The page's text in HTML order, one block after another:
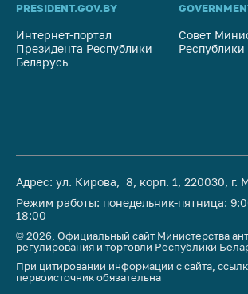
PRESIDENT.GOV.BY
Интернет-портал
Президента Республики
Беларусь
Совет
Республики
Адрес: ул. Кирова, 8, корп. 1, 220030, г.
Режим работы: понедельник-пятница:
18:00
© 2026, Официальный сайт Министерства
регулирования и торговли Республики
При цитировании информации с сайта,
первоисточник обязательна